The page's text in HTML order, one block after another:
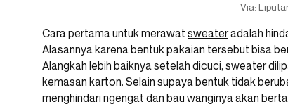
Via:
Cara pertama untuk merawat sweateradalah
Alasannya karena bentuk pakaian tersebut bisa
Alangkah lebih baiknya setelah dicuci, sweater
kemasan karton. Selain supaya bentuk tidak
menghindari ngengat dan bau wanginya akan